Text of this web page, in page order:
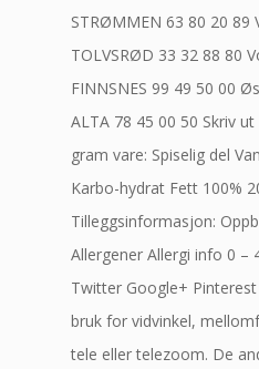
STRØMMEN 63 80 20 89
TOLVSRØD 33 32 88 80
FINNSNES 99 49 50 00
ALTA 78 45 00 50 Skriv
gram vare: Spiselig del
Karbo-hydrat Fett 100%
Tilleggsinformasjon:
Allergener Allergi info 0 –
Twitter Google+
bruk for vidvinkel,
tele eller telezoom. De